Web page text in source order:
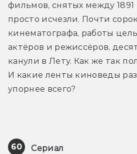
фильмов, снятых между 1891
просто исчезли. Почти
кинематографа, работы
актёров и режиссёров,
канули в Лету. Как же так
И какие ленты киноведы
упорнее всего?
60
Сериал